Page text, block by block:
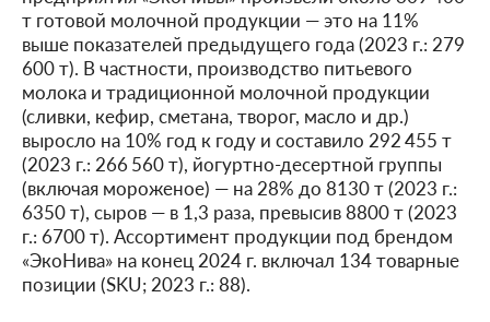
т готовой молочной продукции — это на 11%
выше показателей предыдущего года (2023 г.: 279
600 т). В частности, производство питьевого
молока и традиционной молочной продукции
(сливки, кефир, сметана, творог, масло и др.)
выросло на 10% год к году и составило 292 455 т
(2023 г.: 266 560 т), йогуртно-десертной группы
(включая мороженое) — на 28% до 8130 т (2023 г.:
6350 т), сыров — в 1,3 раза, превысив 8800 т (2023
г.: 6700 т). Ассортимент продукции под брендом
«ЭкоНива» на конец 2024 г. включал 134 товарные
позиции (SKU; 2023 г.: 88).